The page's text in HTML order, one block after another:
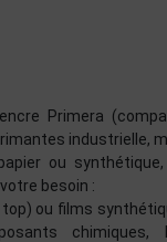
Primera
industrielle,
ou
besoin :
top) ou films